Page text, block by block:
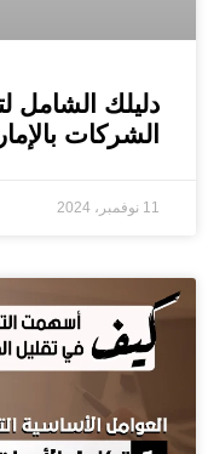
دليلك
الشركات
11 نوفمبر، 2024